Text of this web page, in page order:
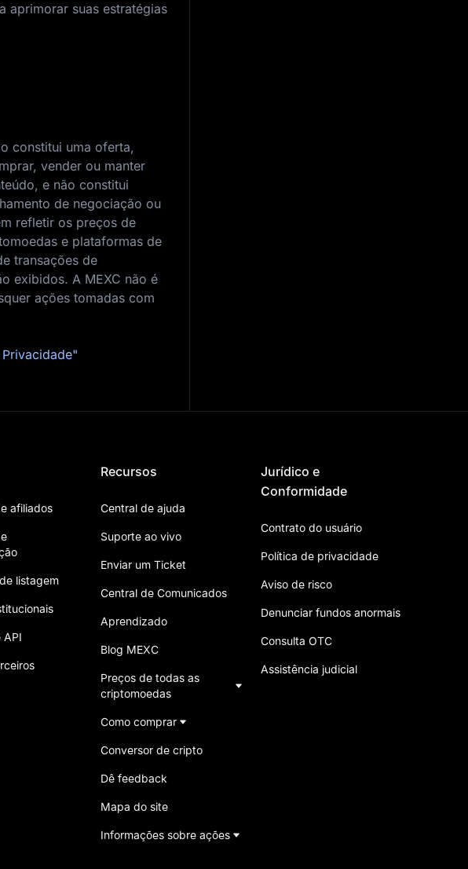
aprimorar suas estratégias
constitui uma oferta,
vender ou manter
e não constitui
de negociação ou
refletir os preços de
e plataformas de
transações de
exibidos. A MEXC não é
ações tomadas com
afiliados
listagem
API
Recursos
Central de ajuda
Suporte ao vivo
Enviar um Ticket
Central de Comunicados
Aprendizado
Blog MEXC
Preços de todas as
criptomoedas
Como comprar
Conversor de cripto
Dê feedback
Mapa do site
Informações sobre ações
Jurídico e
Conformidade
Contrato do usuário
Política de privacidade
Aviso de risco
Denunciar fundos anormais
Consulta OTC
Assistência judicial